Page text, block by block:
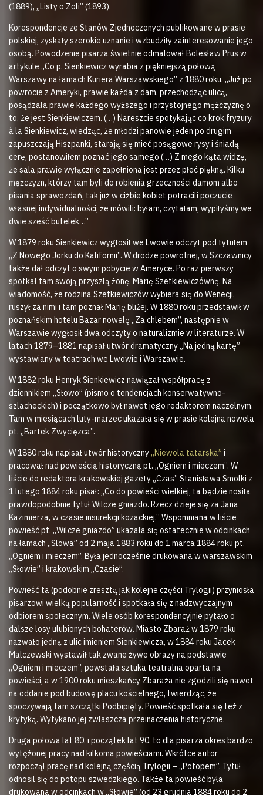
(1889), „Listy o Zoli” (1893).
Korespondencje ze Stanów Zjednoczonych publikowane w prasie
polskiej, zyskały szerokie uznanie i wzbudziły zainteresowanie jego
osobą. Powodzenie pisarza świetnie odmalował Bolesław Prus w
artykule „Co p. Sienkiewicz wyrabia z piękniejszą połową
Warszawy na łamach Kuriera Warszawskiego” z 1880 roku. „Już po
powrocie z Ameryki, prawie każda z dam, przechodząc ulicą,
posądzała prawie każdego wyższego i przystojnego mężczyznę o
to, że jest Sienkiewiczem. (…) Nareszcie spotykając co krok fryzury
à la Sienkiewicz, wiedząc, że młodzi panowie jeden po drugim
zapuszczają Hiszpanki, starają się mieć posągowe rysy i śniadą
cerę, postanowiłem poznać jego samego (…) Z mego kąta widzę,
że sala prawie wyłącznie zapełniona jest przez płeć piękną. Kilku
mężczyzn, którzy tam byli do robienia grzeczności damom albo
pisania sprawozdań, tak już w ciżbie kobiet potracili poczucie
własnej indywidualności, że mówili: byłam, czytałam, wypiłyśmy we
dwie sześć butelek…”
W 1879 roku Sienkiewicz wygłosił we Lwowie odczyt pod tytułem
„Z Nowego Jorku do Kalifornii”. W drodze powrotnej, w Szczawnicy
także dał odczyt o swym pobycie w Ameryce. Po raz pierwszy
spotkał tam swoją przyszłą żonę, Marię Szetkiewiczównę. Na
wiadomość, że rodzina Szetkiewiczów wybiera się do Wenecji,
ruszył za nimi i tam poznał Marię bliżej. W 1880 roku przedstawił w
poznańskim hotelu Bazar nowelę „Za chlebem”, następnie w
Warszawie wygłosił dwa odczyty o naturalizmie w literaturze. W
latach 1879–1881 napisał utwór dramatyczny „Na jedną kartę”
wystawiany w teatrach we Lwowie i Warszawie.
W 1882 roku Henryk Sienkiewicz nawiązał współpracę z
dziennikiem „Słowo” (pismo o tendencjach konserwatywno-
szlacheckich) i początkowo był nawet jego redaktorem naczelnym.
Tam w miesiącach luty-marzec ukazała się w prasie kolejna nowela
pt. „Bartek Zwycięzca”.
W 1880 roku napisał utwór historyczny „Niewola tatarska” i
pracował nad powieścią historyczną pt. „Ogniem i mieczem”. W
liście do redaktora krakowskiej gazety „Czas” Stanisława Smolki z
1 lutego 1884 roku pisał: „Co do powieści wielkiej, ta będzie nosiła
prawdopodobnie tytuł Wilcze gniazdo. Rzecz dzieje się za Jana
Kazimierza, w czasie insurekcji kozackiej.” Wspomniana w liście
powieść pt. „Wilcze gniazdo” ukazała się ostatecznie w odcinkach
na łamach „Słowa” od 2 maja 1883 roku do 1 marca 1884 roku pt.
„Ogniem i mieczem”. Była jednocześnie drukowana w warszawskim
„Słowie” i krakowskim „Czasie”.
Powieść ta (podobnie zresztą jak kolejne części Trylogii) przyniosła
pisarzowi wielką popularność i spotkała się z nadzwyczajnym
odbiorem społecznym. Wiele osób korespondencyjnie pytało o
dalsze losy ulubionych bohaterów. Miasto Zbaraż w 1879 roku
nazwało jedną z ulic imieniem Sienkiewicza, w 1884 roku Jacek
Malczewski wystawił tak zwane żywe obrazy na podstawie
„Ogniem i mieczem”, powstała sztuka teatralna oparta na
powieści, a w 1900 roku mieszkańcy Zbaraża nie zgodzili się nawet
na oddanie pod budowę placu kościelnego, twierdząc, że
spoczywają tam szczątki Podbipięty. Powieść spotkała się też z
krytyką. Wytykano jej zwłaszcza przeinaczenia historyczne.
Druga połowa lat 80. i początek lat 90. to dla pisarza okres bardzo
wytężonej pracy nad kilkoma powieściami. Wkrótce autor
rozpoczął pracę nad kolejną częścią Trylogii – „Potopem”. Tytuł
odnosił się do potopu szwedzkiego. Także ta powieść była
drukowana w odcinkach w „Słowie” (od 23 grudnia 1884 roku do 2